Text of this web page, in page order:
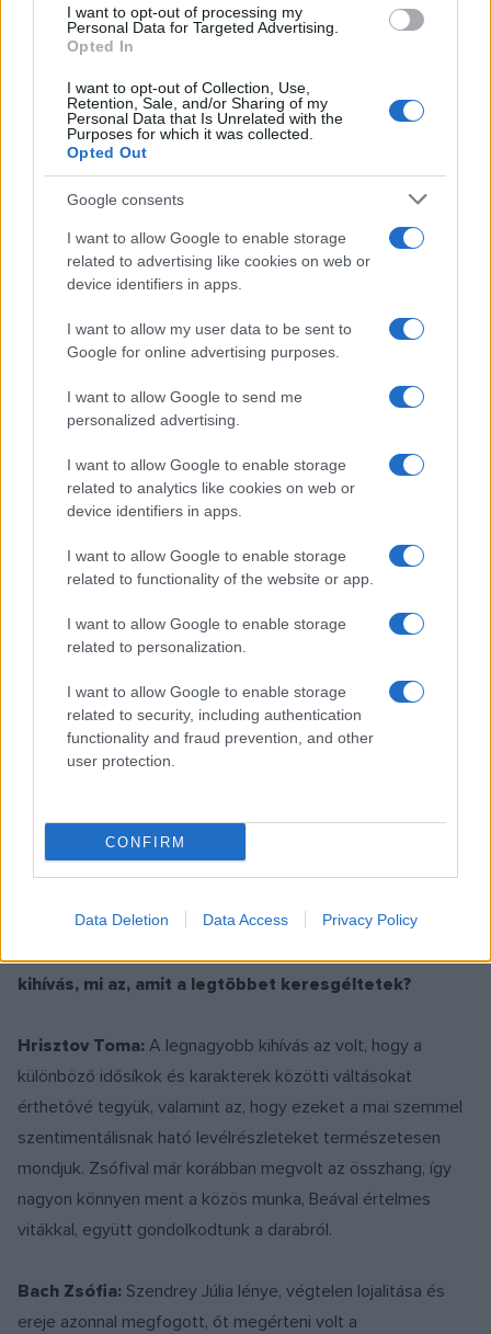
I want to opt-out of processing my
Personal Data for Targeted Advertising.
Opted In
I want to opt-out of Collection, Use,
Retention, Sale, and/or Sharing of my
Personal Data that Is Unrelated with the
Purposes for which it was collected.
Opted Out
Google consents
I want to allow Google to enable storage
related to advertising like cookies on web or
device identifiers in apps.
I want to allow my user data to be sent to
Google for online advertising purposes.
I want to allow Google to send me
personalized advertising.
I want to allow Google to enable storage
related to analytics like cookies on web or
device identifiers in apps.
I want to allow Google to enable storage
related to functionality of the website or app.
I want to allow Google to enable storage
related to personalization.
I want to allow Google to enable storage
related to security, including authentication
functionality and fraud prevention, and other
user protection.
CONFIRM
Data Deletion Data Access Privacy Policy
megoldási lehetőségeket is, vagy a rendezőagy
Selmeczi Bea:Még sohasem rendeztem korábban –
pontosabban csak egy felolvasószínházat –, ezért nincs
írt, amikkel aztán nekem kezdenem kéne valamit.
szöveggel?
Hrisztov Toma:Először sok kérdésem volt. Én olyan típus
vagyok, hogy ha valamit nem értek teljesen, akkor arról
addig kérdezek, amíg minden világos nem lesz. Szerencsére
Bea jól állta a sarat. Izgalmasan van megszerkesztve a
darab, folyamatos ugrálással az időben,
visszaemlékezésekkel, szürreális síkokkal, de az alapot két
szerelmes ember levelezései adják, amiket
sallangmentesen, őszintén előadni színészi kihívás.
Nagyon jól megszerkesztett, kiváló szöveg
volt. A nyelvezet persze 19. századi, ami okozhatott volna
kifejezésbeli gátakat, de nem okozott. Egyrészt a
szakmaiság dramaturgiai szempontból már az első
lehettek kérdéseim. Ilyenkor egy színésznek azért nem
annyira nehéz.
A próbafolyamatban mi ment a legkönnyebben, mire
kihívás, mi az, amit a legtöbbet keresgéltetek?
Hrisztov Toma: A legnagyobb kihívás az volt, hogy a
különböző idősíkok és karakterek közötti váltásokat
érthetővé tegyük, valamint az, hogy ezeket a mai szemmel
szentimentálisnak ható levélrészleteket természetesen
mondjuk. Zsófival már korábban megvolt az összhang, így
nagyon könnyen ment a közös munka, Beával értelmes
vitákkal, együtt gondolkodtunk a darabról.
Bach Zsófia: Szendrey Júlia lénye, végtelen lojalitása és
ereje azonnal megfogott, őt megérteni volt a